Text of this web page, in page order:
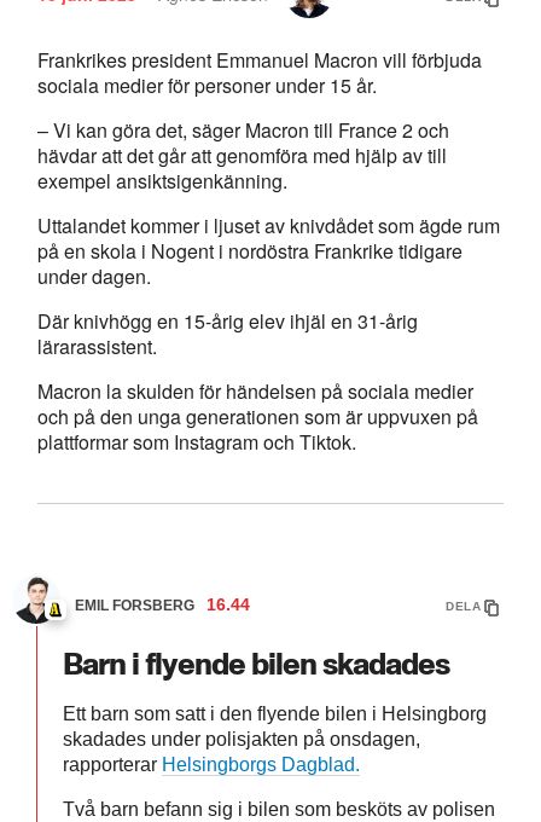
Frankrikes president Emmanuel Macron vill förbjuda
sociala medier för personer under 15 år.
– Vi kan göra det, säger Macron till France 2 och
hävdar att det går att genomföra med hjälp av till
exempel ansiktsigenkänning.
Uttalandet kommer i ljuset av knivdådet som ägde rum
på en skola i Nogent i nordöstra Frankrike tidigare
under dagen.
Där knivhögg en 15-årig elev ihjäl en 31-årig
lärarassistent.
Macron la skulden för händelsen på sociala medier
och på den unga generationen som är uppvuxen på
plattformar som Instagram och Tiktok.
EMIL FORSBERG 16.44 DELA
Barn i flyende bilen skadades
Ett barn som satt i den flyende bilen i Helsingborg
skadades under polisjakten på onsdagen,
rapporterar Helsingborgs Dagblad.
Två barn befann sig i bilen som besköts av polisen